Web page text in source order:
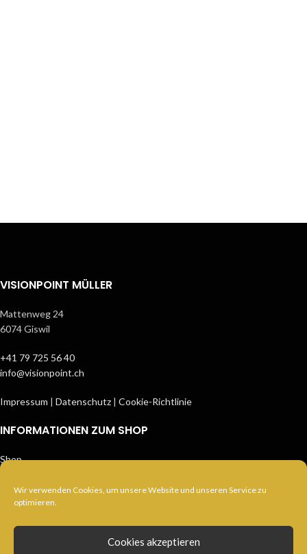
Wir verwenden Cookies, um unsere Website und unseren Service zu
optimieren.
Cookies akzeptieren
VISIONPOINT MÜLLER
Mattenweg 24
6074 Giswil
+41 79 725 56 40
info@visionpoint.ch
Impressum | Datenschutz | Cookie-Richtlinie
INFORMATIONEN ZUM SHOP
Shop
Kontakt
Newsletter abonnieren